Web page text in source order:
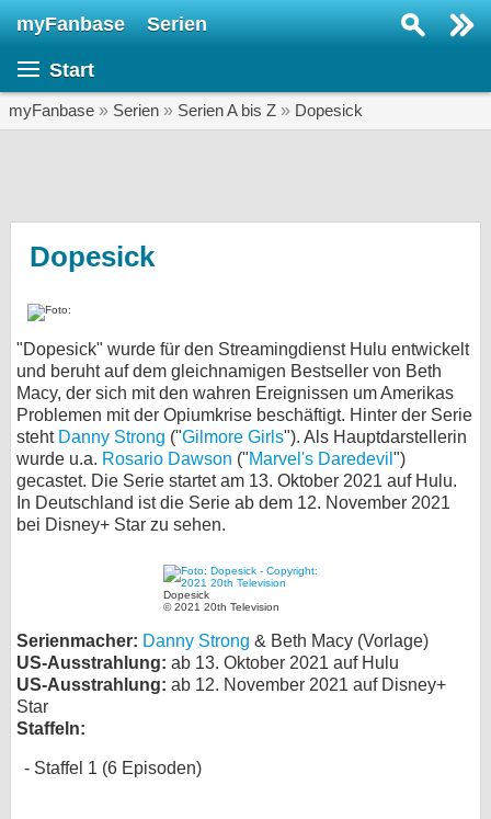
myFanbase Serien
Start
myFanbase » Serien » Serien A bis Z » Dopesick
Dopesick
"Dopesick" wurde für den Streamingdienst Hulu entwickelt
und beruht auf dem gleichnamigen Bestseller von Beth
Macy, der sich mit den wahren Ereignissen um Amerikas
Problemen mit der Opiumkrise beschäftigt. Hinter der Serie
steht Danny Strong ("Gilmore Girls"). Als Hauptdarstellerin
wurde u.a. Rosario Dawson ("Marvel's Daredevil ")
gecastet. Die Serie startet am 13. Oktober 2021 auf Hulu.
In Deutschland ist die Serie ab dem 12. November 2021
bei Disney+ Star zu sehen.
Dopesick
© 2021 20th Television
Serienmacher: Danny Strong & Beth Macy (Vorlage)
US-Ausstrahlung: ab 13. Oktober 2021 auf Hulu
US-Ausstrahlung: ab 12. November 2021 auf Disney+
Star
Staffeln:
Staffel 1 (6 Episoden)
SERIEN
Specials
SERVICE
Gewinnspiele
Forum
bei Facebook
Kontakt
Nutzungsbedingungen